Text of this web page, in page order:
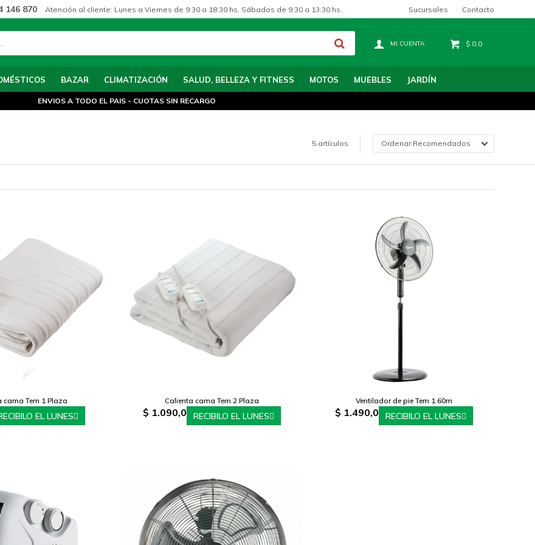
BAZAR CLIMATIZACIÓN SALUD, BELLEZA Y FITNESS MOTOS MUEBLES JARDÍN
$ 0,0
146 870 Atención al cliente: Lunes a Viernes de 9:30 a 18:30 hs. Sábados de 9:30 a 13:30 hs. Sucursales Contacto
ENVIOS A TODO EL PAIS - CUOTAS SIN RECARGO
5 artículos Recomendados
cama Tem 1 Plaza
EL LUNES
Calienta cama Tem 2 Plaza
$ 1.090,0 RECIBILO EL LUNES
Ventilador de pie Tem 1.60m
$ 1.490,0 RECIBILO EL LUNES